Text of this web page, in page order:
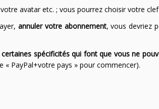
avatar etc. ; vous pourrez choisir votre
annuler votre abonnement, vous devriez
spécificités qui font que vous ne
« PayPal+votre pays » pour commencer).